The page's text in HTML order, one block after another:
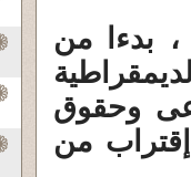
، بدءا من
وحقوق
من